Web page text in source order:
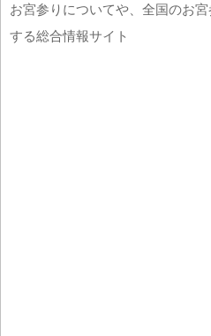
お宮参りについてや、全国のお
する総合情報サイト